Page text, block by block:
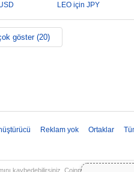
LEO için JPY
göster (20)
Reklam yok Ortaklar
kaybedebilirsiniz. Coinpaprika üzerindeki